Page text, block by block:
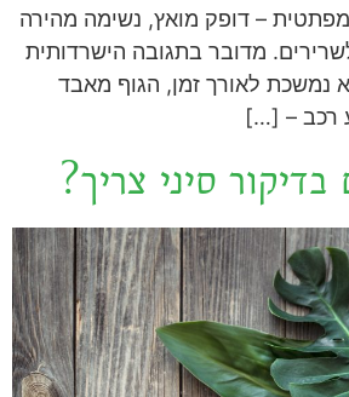
– דופק מואץ, נשימה מהירה
מדובר בתגובה הישרדותית
נמשכת לאורך זמן, הגוף מאבד
רכב – […]
סיני צריך?